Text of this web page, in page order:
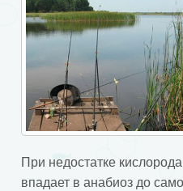
При недостатке
впадает в анабиоз до